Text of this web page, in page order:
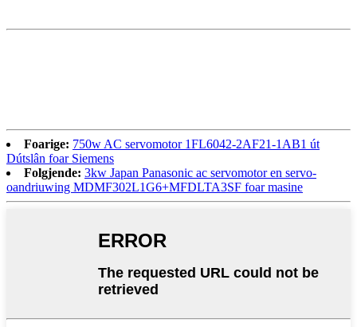
Foarige: 750w AC servomotor 1FL6042-2AF21-1AB1 út
Dútslân foar Siemens
Folgjende: 3kw Japan Panasonic ac servomotor en servo-
oandriuwing MDMF302L1G6+MFDLTA3SF foar masine